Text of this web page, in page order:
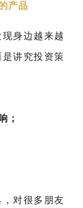
产品
身边越来越
讲究投资策
；
对很多朋友